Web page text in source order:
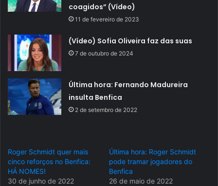
coagidos” (Vídeo)
11 de fevereiro de 2023
(Vídeo) Sofia Oliveira faz das suas
7 de outubro de 2024
Última hora: Fernando Madureira
insulta Benfica
2 de setembro de 2022
Roger Schmidt quer mais
cinco reforços no Benfica:
HÁ NOMES!
30 de junho de 2022
Última hora: Roger Schmidt
pode tramar jogadores do
Benfica
26 de maio de 2022